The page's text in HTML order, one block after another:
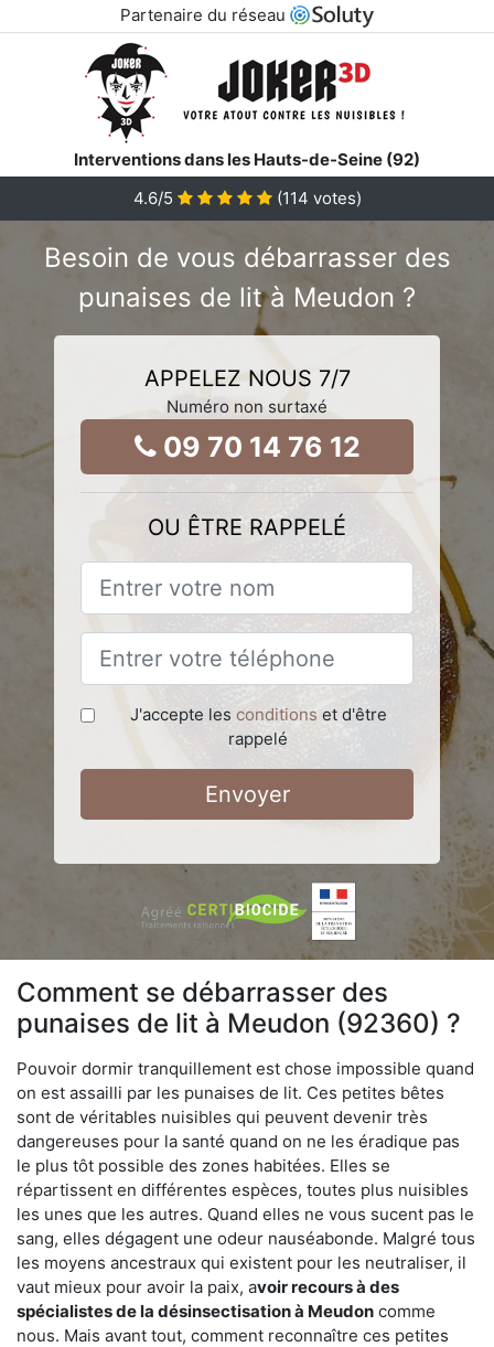
Partenaire du réseau
Interventions dans les Hauts-de-Seine (92)
4.6/5 (114 votes)
Besoin de vous débarrasser des
punaises de lit à Meudon ?
APPELEZ NOUS 7/7
Numéro non surtaxé
09 70 14 76 12
OU ÊTRE RAPPELÉ
J'accepte les conditions et d'être
rappelé
Envoyer
Comment se débarrasser des
punaises de lit à Meudon (92360) ?
Pouvoir dormir tranquillement est chose impossible quand
on est assailli par les punaises de lit. Ces petites bêtes
sont de véritables nuisibles qui peuvent devenir très
dangereuses pour la santé quand on ne les éradique pas
le plus tôt possible des zones habitées. Elles se
répartissent en différentes espèces, toutes plus nuisibles
les unes que les autres. Quand elles ne vous sucent pas le
sang, elles dégagent une odeur nauséabonde. Malgré tous
les moyens ancestraux qui existent pour les neutraliser, il
vaut mieux pour avoir la paix, avoir recours à des
spécialistes de la désinsectisation à Meudon comme
nous. Mais avant tout, comment reconnaître ces petites